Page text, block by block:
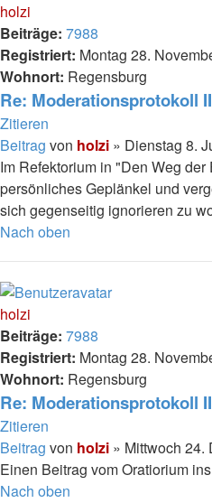
holzi
Beiträge: 7988
Registriert: Montag 28.
Wohnort: Regensburg
Re: Moderationsprotokoll
Zitieren
Beitrag von holzi » Dienstag 8.
Im Refektorium in "Den Weg
persönliches Geplänkel und
sich gegenseitig ignorieren zu
Nach oben
holzi
Beiträge: 7988
Registriert: Montag 28.
Wohnort: Regensburg
Re: Moderationsprotokoll
Zitieren
Beitrag von holzi » Mittwoch 24.
Einen Beitrag vom Oratiorium
Nach oben